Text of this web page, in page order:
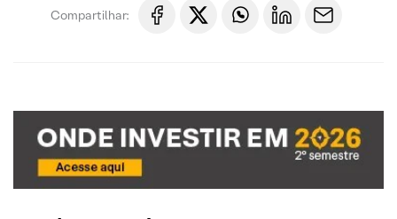
Compartilhar: